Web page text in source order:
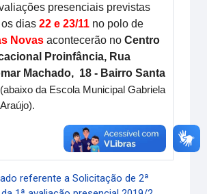
presenciais previstas
os dias22 e 23/11 no polo de
Novas acontecerão noCentro
Proinfância, Rua
Machado, 18 - Bairro Santa
(abaixo da Escola Municipal Gabriela
Link direto
referente a Solicitação de 2ª